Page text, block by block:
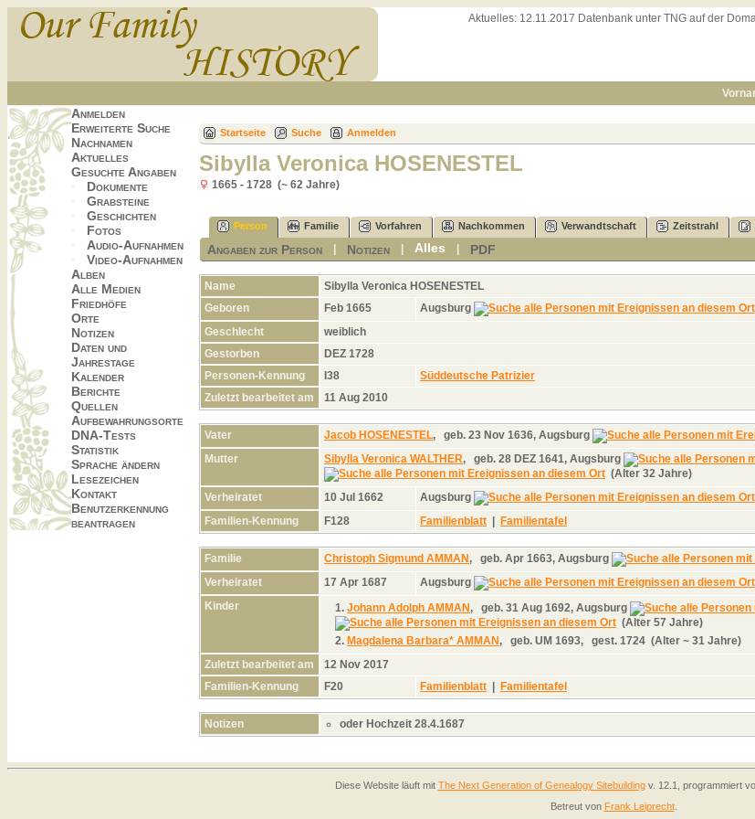
Aktuelles: 12.11.2017 Datenbank unter TNG auf der
Anmelden
Erweiterte Suche
Nachnamen
Aktuelles
Gesuchte Angaben
Dokumente
Grabsteine
Geschichten
Fotos
Audio-Aufnahmen
Video-Aufnahmen
Alben
Alle Medien
Friedhöfe
Orte
Notizen
Daten und
Jahrestage
Kalender
Berichte
Quellen
Aufbewahrungsorte
DNA-Tests
Statistik
Sprache ändern
Lesezeichen
Kontakt
Benutzerkennung
beantragen
Startseite Suche Anmelden
Sibylla Veronica HOSENESTEL
1665 - 1728 (~ 62 Jahre)
Person Familie Vorfahren Nachkommen Verwandtschaft Zeitstrahl
Angaben zur Person Notizen |Alles PDF
Name Sibylla Veronica HOSENESTEL
Geboren
Feb 1665
Augsburg
Geschlecht
weiblich
Gestorben
DEZ 1728
Personen-Kennung
I38
Süddeutsche Patrizier
Zuletzt bearbeitet am
11 Aug 2010
Vater Jacob HOSENESTEL, geb. 23 Nov 1636, Augsburg
Mutter
Sibylla Veronica WALTHER, geb. 28 DEZ 1641, Augsburg
(Alter 32 Jahre)
Verheiratet
10 Jul 1662
Augsburg
Familien-Kennung
F128 Familienblatt | Familientafel
Familie Christoph Sigmund AMMAN, geb. Apr 1663, Augsburg
Verheiratet
17 Apr 1687
Augsburg
Kinder
1. Johann Adolph AMMAN, geb. 31 Aug 1692, Augsburg
(Alter 57 Jahre)
2. Magdalena Barbara* AMMAN, geb. UM 1693, gest. 1724 (Alter ~ 31 Jahre)
Zuletzt bearbeitet am
12 Nov 2017
Familien-Kennung
F20 Familienblatt | Familientafel
Notizen oder Hochzeit 28.4.1687
Diese Website läuft mit The Next Generation of Genealogy Sitebuildingv. 12.1, programmiert
Betreut von Frank Leiprecht.